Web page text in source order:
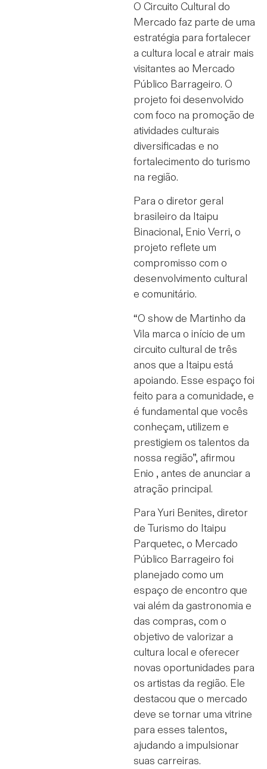
O Circuito Cultural do
Mercado faz parte de uma
estratégia para fortalecer
a cultura local e atrair mais
visitantes ao Mercado
Público Barrageiro. O
projeto foi desenvolvido
com foco na promoção de
atividades culturais
diversificadas e no
fortalecimento do turismo
na região.
Para o diretor geral
brasileiro da Itaipu
Binacional, Enio Verri, o
projeto reflete um
compromisso com o
desenvolvimento cultural
e comunitário.
“O show de Martinho da
Vila marca o início de um
circuito cultural de três
anos que a Itaipu está
apoiando. Esse espaço foi
feito para a comunidade, e
é fundamental que vocês
conheçam, utilizem e
prestigiem os talentos da
nossa região”, afirmou
Enio , antes de anunciar a
atração principal.
Para Yuri Benites, diretor
de Turismo do Itaipu
Parquetec, o Mercado
Público Barrageiro foi
planejado como um
espaço de encontro que
vai além da gastronomia e
das compras, com o
objetivo de valorizar a
cultura local e oferecer
novas oportunidades para
os artistas da região. Ele
destacou que o mercado
deve se tornar uma vitrine
para esses talentos,
ajudando a impulsionar
suas carreiras.